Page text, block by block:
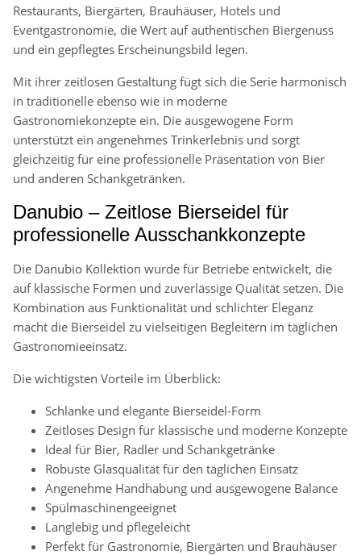
Restaurants, Biergärten, Brauhäuser, Hotels und
Eventgastronomie, die Wert auf authentischen Biergenuss
und ein gepflegtes Erscheinungsbild legen.
Mit ihrer zeitlosen Gestaltung fügt sich die Serie harmonisch
in traditionelle ebenso wie in moderne
Gastronomiekonzepte ein. Die ausgewogene Form
unterstützt ein angenehmes Trinkerlebnis und sorgt
gleichzeitig für eine professionelle Präsentation von Bier
und anderen Schankgetränken.
Danubio – Zeitlose Bierseidel für
professionelle Ausschankkonzepte
Die Danubio Kollektion wurde für Betriebe entwickelt, die
auf klassische Formen und zuverlässige Qualität setzen. Die
Kombination aus Funktionalität und schlichter Eleganz
macht die Bierseidel zu vielseitigen Begleitern im täglichen
Gastronomieeinsatz.
Die wichtigsten Vorteile im Überblick:
Schlanke und elegante Bierseidel-Form
Zeitloses Design für klassische und moderne Konzepte
Ideal für Bier, Radler und Schankgetränke
Robuste Glasqualität für den täglichen Einsatz
Angenehme Handhabung und ausgewogene Balance
Spülmaschinengeeignet
Langlebig und pflegeleicht
Perfekt für Gastronomie, Biergärten und Brauhäuser